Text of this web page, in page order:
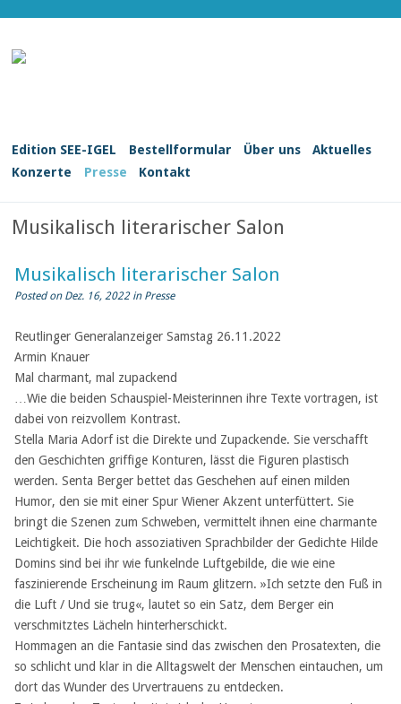
Edition SEE-IGEL Bestellformular Über uns
Aktuelles
Konzerte
Presse Kontakt
Musikalisch literarischer Salon
Musikalisch literarischer Salon
Posted on Dez. 16, 2022 in Presse
Reutlinger Generalanzeiger Samstag 26.11.2022
Armin Knauer
Mal charmant, mal zupackend
…Wie die beiden Schauspiel-Meisterinnen ihre Texte vortragen, ist
dabei von reizvollem Kontrast.
Stella Maria Adorf ist die Direkte und Zupackende. Sie verschafft
den Geschichten griffige Konturen, lässt die Figuren plastisch
werden. Senta Berger bettet das Geschehen auf einen milden
Humor, den sie mit einer Spur Wiener Akzent unterfüttert. Sie
bringt die Szenen zum Schweben, vermittelt ihnen eine charmante
Leichtigkeit. Die hoch assoziativen Sprachbilder der Gedichte Hilde
Domins sind bei ihr wie funkelnde Luftgebilde, die wie eine
faszinierende Erscheinung im Raum glitzern. »Ich setzte den Fuß in
die Luft / Und sie trug«, lautet so ein Satz, dem Berger ein
verschmitztes Lächeln hinterherschickt.
Hommagen an die Fantasie sind das zwischen den Prosatexten, die
so schlicht und klar in die Alltagswelt der Menschen eintauchen, um
dort das Wunder des Urvertrauens zu entdecken.